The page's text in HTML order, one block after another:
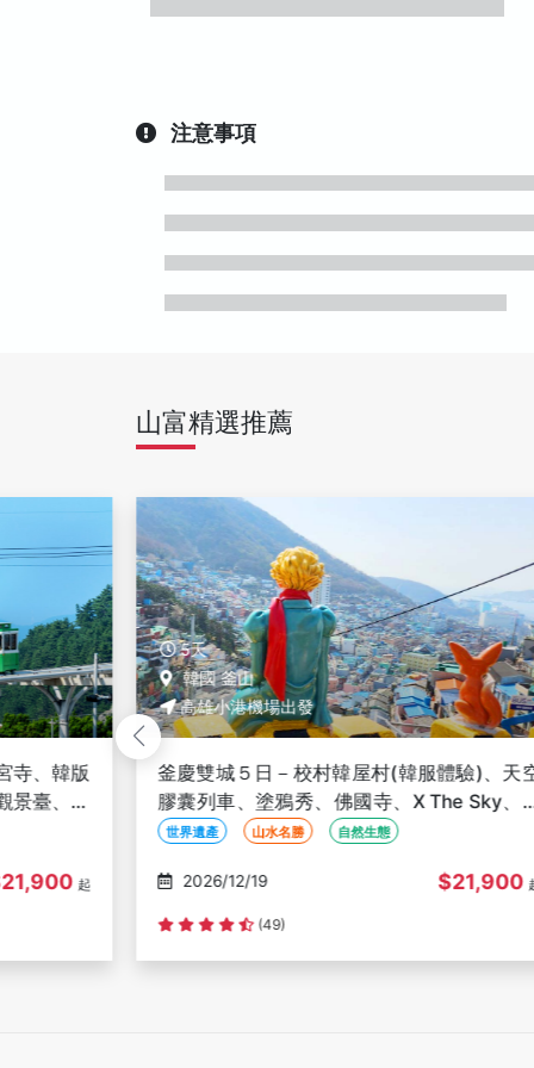
注意事項
山富精選推薦
寺、韓版
景臺、甘
起
5天
韓國 釜山
高雄小港機場出發
釜慶雙城５日－校村韓屋村(韓服體驗)、天
膠囊列車、塗鴉秀、佛國寺、X The Sky、
烤雙龍蝦-高雄出發
世界遺產 山水名勝 自然生態
2026/12/19 $21,900
(49)